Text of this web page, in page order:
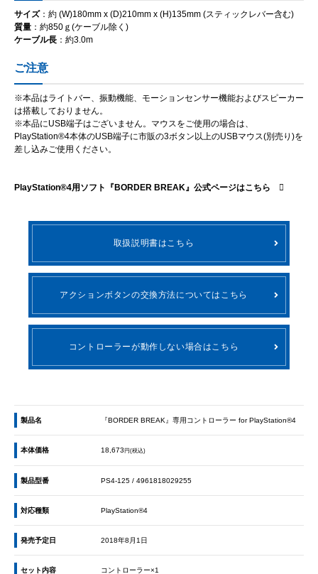
サイズ：約 (W)180mm x (D)210mm x (H)135mm (スティックレバー含む)
質量 ：約850ｇ(ケーブル除く)
ケーブル長 ：約3.0m
ご注意
※本品はライトバー、振動機能、モーションセンサー機能およびスピーカー
は搭載しておりません。
※本品にUSB端子はございません。マウスをご使用の場合は、
PlayStation®4本体のUSB端子に市販の3ボタン以上のUSBマウス(別売り)を
差し込みご使用ください。
PlayStation®4用ソフト『BORDER BREAK』公式ページはこちら
取扱説明書はこちら
アクションボタンの交換方法についてはこちら
コントローラーが動作しない場合はこちら
製品名 『BORDER BREAK』専用コントローラー for PlayStation®4
本体価格 18,673円(税込)
製品型番 PS4-125 / 4961818029255
対応種類 PlayStation®4
発売予定日 2018年8月1日
セット内容
コントローラー×1